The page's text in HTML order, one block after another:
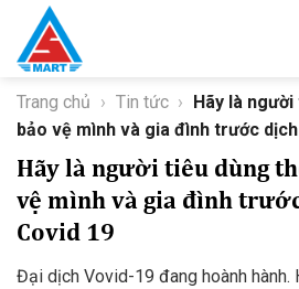
content
Trang chủ › Tin tức › Hãy là
bảo vệ mình và gia đình trước
Hãy là người tiêu dùng
vệ mình và gia đình
Covid 19
Đại dịch Vovid-19 đang hoành hành.